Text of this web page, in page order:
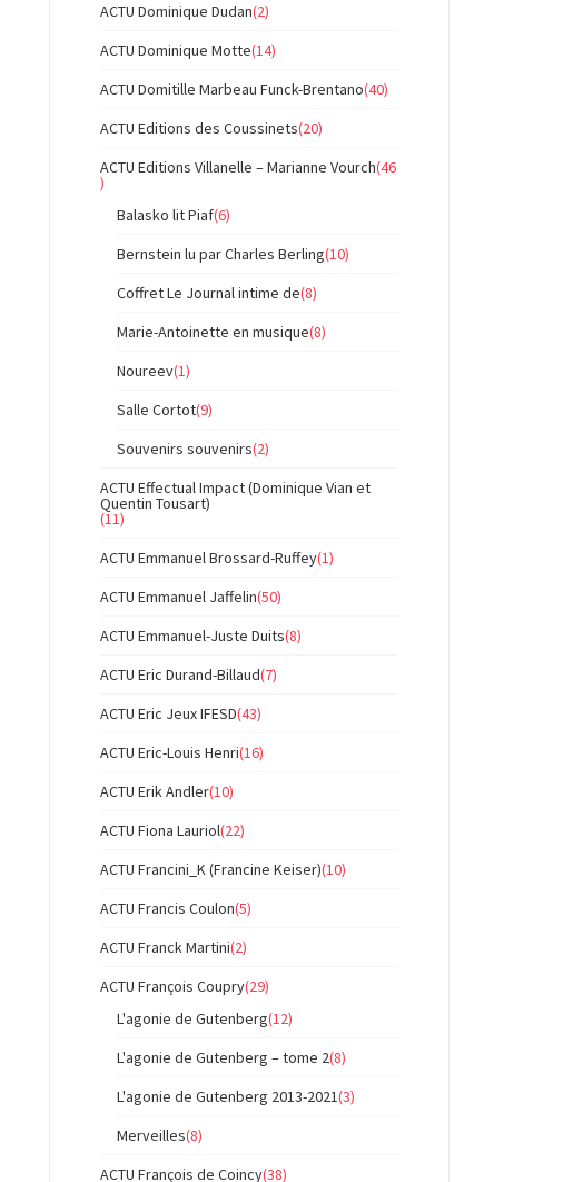
ACTU Dominique Dudan(2)
ACTU Dominique Motte(14)
ACTU Domitille Marbeau Funck-Brentano(40)
ACTU Editions des Coussinets(20)
ACTU Editions Villanelle – Marianne Vourch(46
)
Balasko lit Piaf(6)
Bernstein lu par Charles Berling(10)
Coffret Le Journal intime de(8)
Marie-Antoinette en musique(8)
Noureev(1)
Salle Cortot(9)
Souvenirs souvenirs(2)
ACTU Effectual Impact (Dominique Vian et
Quentin Tousart)
(11)
ACTU Emmanuel Brossard-Ruffey(1)
ACTU Emmanuel Jaffelin(50)
ACTU Emmanuel-Juste Duits(8)
ACTU Eric Durand-Billaud(7)
ACTU Eric Jeux IFESD(43)
ACTU Eric-Louis Henri(16)
ACTU Erik Andler(10)
ACTU Fiona Lauriol(22)
ACTU Francini_K (Francine Keiser)(10)
ACTU Francis Coulon(5)
ACTU Franck Martini(2)
ACTU François Coupry(29)
L'agonie de Gutenberg(12)
L'agonie de Gutenberg – tome 2(8)
L'agonie de Gutenberg 2013-2021(3)
Merveilles(8)
ACTU François de Coincy(38)